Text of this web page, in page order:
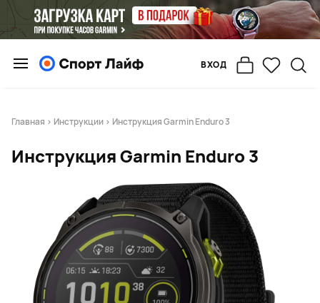
ВХОД
Главная > Инструкции > Инструкция Garmin Enduro 3
Инструкция Garmin Enduro 3